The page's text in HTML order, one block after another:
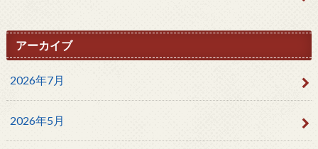
アーカイブ
2026年7月
2026年5月